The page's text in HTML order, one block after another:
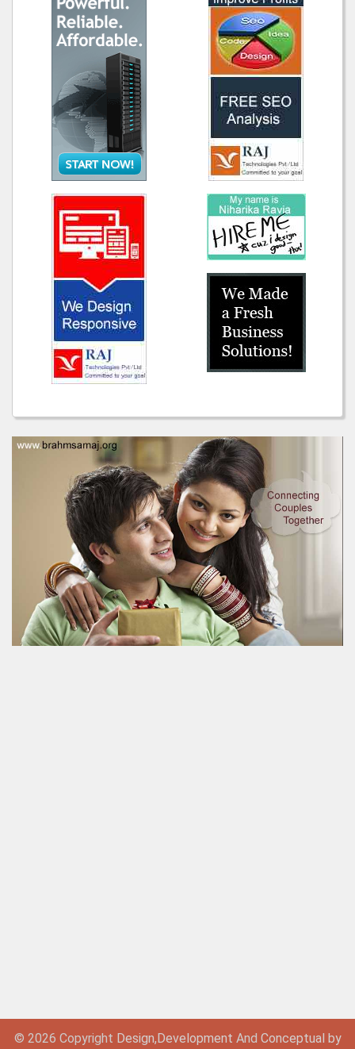
© 2026 Copyright Design, Development And Conceptual by